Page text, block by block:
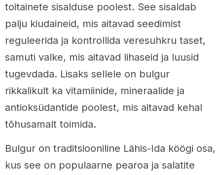
toitainete sisalduse poolest. See sisaldab
palju kiudaineid, mis aitavad seedimist
reguleerida ja kontrollida veresuhkru taset,
samuti valke, mis aitavad lihaseid ja luusid
tugevdada. Lisaks sellele on bulgur
rikkalikult ka vitamiinide, mineraalide ja
antioksüdantide poolest, mis aitavad kehal
tõhusamalt toimida.
Bulgur on traditsiooniline Lähis-Ida köögi osa,
kus see on populaarne pearoa ja salatite